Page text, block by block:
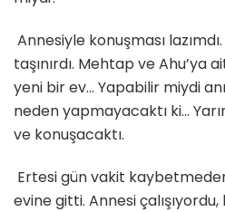
Annesiyle konuşması
taşınırdı. Mehtap ve Ahu’ya
yeni bir ev… Yapabilir miydi
neden yapmayacaktı ki…
ve konuşacaktı.
Ertesi gün vakit
evine gitti. Annesi